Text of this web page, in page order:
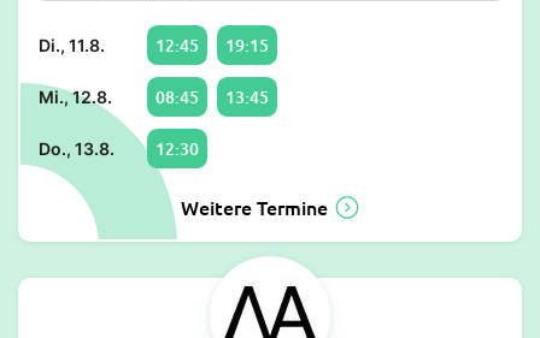
Di., 11.8. 12:45 19:15
Mi., 12.8. 08:45 13:45
Do., 13.8. 12:30
Weitere Termine